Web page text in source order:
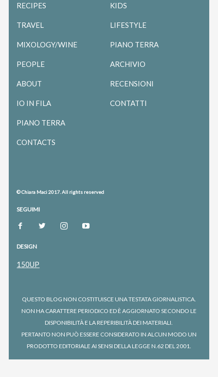
RECIPES
TRAVEL
MIXOLOGY/WINE
PEOPLE
ABOUT
IO IN FILA
PIANO TERRA
CONTACTS
KIDS
LIFESTYLE
PIANO TERRA
ARCHIVIO
RECENSIONI
CONTATTI
© Chiara Maci 2017. All rights reserved
SEGUIMI
DESIGN
150UP
QUESTO BLOG NON COSTITUISCE UNA TESTATA GIORNALISTICA.
NON HA CARATTERE PERIODICO ED È AGGIORNATO SECONDO LE
DISPONIBILITÀ E LA REPERIBILITÀ DEI MATERIALI.
PERTANTO NON PUÒ ESSERE CONSIDERATO IN ALCUN MODO UN
PRODOTTO EDITORIALE AI SENSI DELLA LEGGE N.62 DEL 2001.